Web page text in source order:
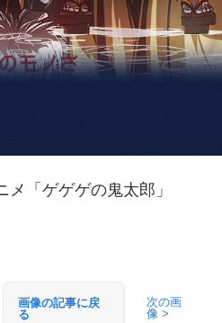
メ「ゲゲゲの鬼太郎」
画像の記事に戻
る
次の画
像 >